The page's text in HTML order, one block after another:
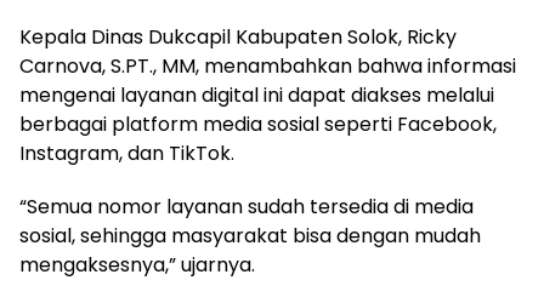
Kepala Dinas Dukcapil Kabupaten Solok, Ricky
Carnova, S.PT., MM, menambahkan bahwa informasi
mengenai layanan digital ini dapat diakses melalui
berbagai platform media sosial seperti Facebook,
Instagram, dan TikTok.
“Semua nomor layanan sudah tersedia di media
sosial, sehingga masyarakat bisa dengan mudah
mengaksesnya,” ujarnya.